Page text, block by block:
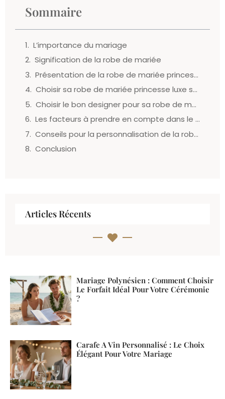
Sommaire
L’importance du mariage
Signification de la robe de mariée
Présentation de la robe de mariée princesse luxe
Choisir sa robe de mariée princesse luxe selon sa morphologie
Choisir le bon designer pour sa robe de mariée princesse luxe
Les facteurs à prendre en compte dans le choix de votre robe de mariée princesse luxe
Conseils pour la personnalisation de la robe de mariée princesse luxe
Conclusion
Articles Récents
Mariage Polynésien : Comment Choisir
Le Forfait Idéal Pour Votre Cérémonie
?
Carafe A Vin Personnalisé : Le Choix
Élégant Pour Votre Mariage